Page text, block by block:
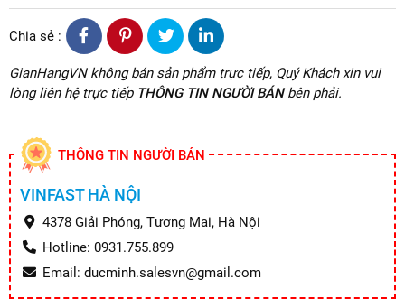
Chia sẻ :
GianHangVN không bán sản phẩm trực tiếp, Quý Khách xin vui
lòng liên hệ trực tiếp THÔNG TIN NGƯỜI BÁNbên phải.
THÔNG TIN NGƯỜI BÁN
VINFAST HÀ NỘI
4378 Giải Phóng, Tương Mai, Hà Nội
Hotline: 0931.755.899
Email: ducminh.salesvn@gmail.com